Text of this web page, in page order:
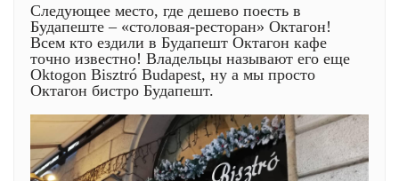
Следующее место, где дешево поесть в
Будапеште – «столовая-ресторан» Октагон!
Всем кто ездили в Будапешт Октагон кафе
точно известно! Владельцы называют его еще
Oktogon Bisztró Budapest, ну а мы просто
Октагон бистро Будапешт.